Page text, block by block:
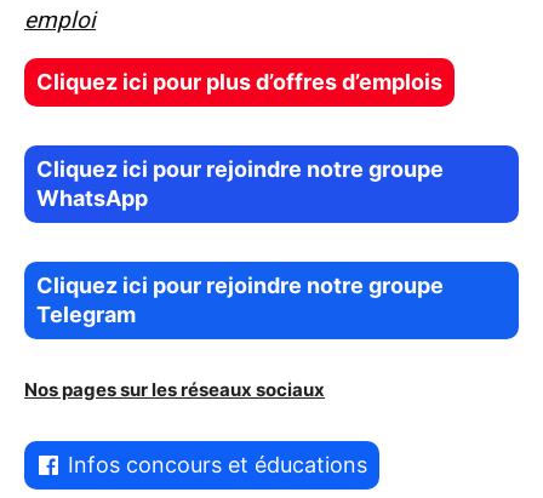
emploi
Cliquez ici pour plus d’offres d’emplois
Cliquez ici pour rejoindre notre groupe
WhatsApp
Cliquez ici pour rejoindre notre groupe
Telegram
Nos pages sur les réseaux sociaux
Infos concours et éducations